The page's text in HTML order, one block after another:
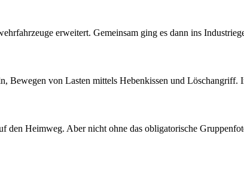
erweitert. Gemeinsam ging es dann ins
Bewegen von Lasten mittels Hebenkissen und Löschangriff.
den Heimweg. Aber nicht ohne das obligatorische